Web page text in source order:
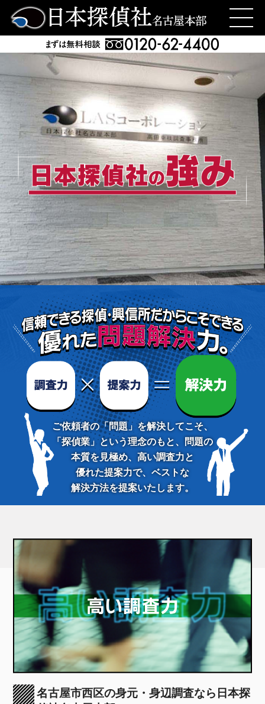
日本探偵社名古屋本部>名古屋市西区の身辺・身元調査なら
日本探偵社名古屋本部
ご依頼者の「問題」を解決してこそ、
「探偵業」という理念のもと、問題の
本質を見極め、高い調査力と
優れた提案力で、ベストな
解決方法を提案いたします。
名古屋市西区の身元・身辺調査なら日本探